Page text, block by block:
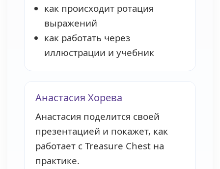
как происходит ротация
выражений
как работать через
иллюстрации и учебник
Анастасия Хорева
Анастасия поделится своей
презентацией и покажет, как
работает с Treasure Chest на
практике.